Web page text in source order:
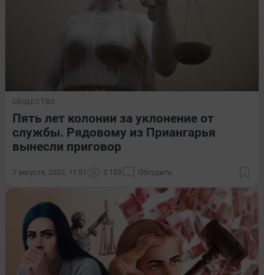
ОБЩЕСТВО
Пять лет колонии за уклонение от
службы. Рядовому из Приангарья
вынесли приговор
7 августа, 2023, 11:51 2 153 Обсудить